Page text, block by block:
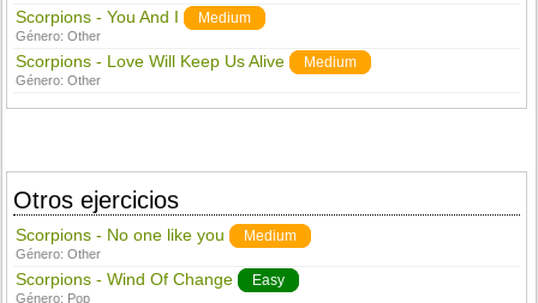
Scorpions - You And I Medium
Género:Other
Scorpions - Love Will Keep Us Alive Medium
Género:Other
Otros ejercicios
Scorpions - No one like you Medium
Género:Other
Scorpions - Wind Of Change Easy
Género: Pop